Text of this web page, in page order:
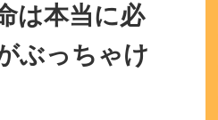
は本当に必
ぶっちゃけ